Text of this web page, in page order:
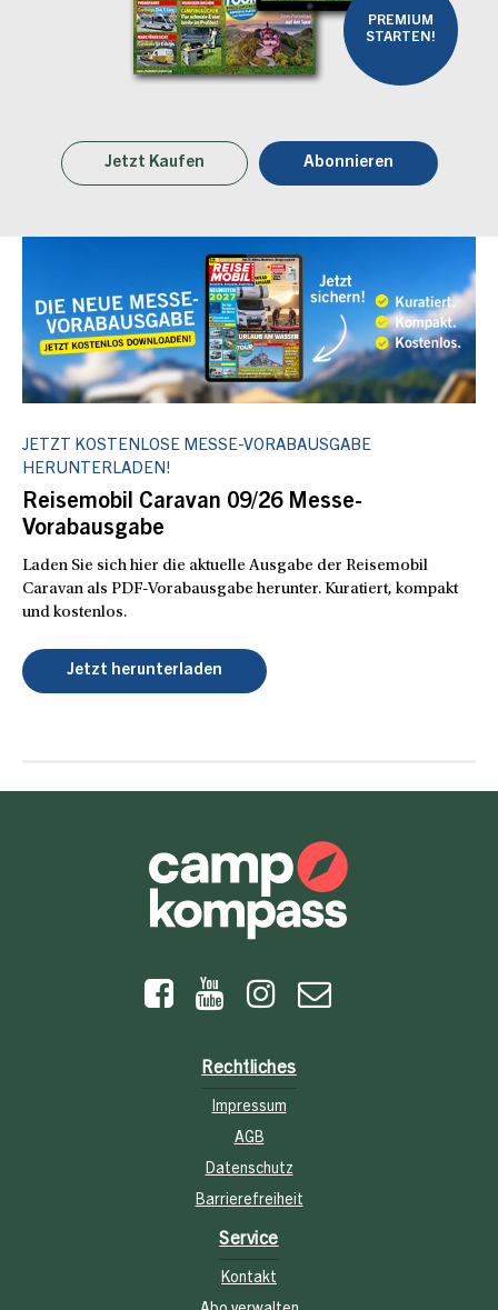
PREMIUM
STARTEN!
Jetzt Kaufen Abonnieren
JETZT KOSTENLOSE MESSE-VORABAUSGABE
HERUNTERLADEN!
Reisemobil Caravan 09/26 Messe-
Vorabausgabe
Laden Sie sich hier die aktuelle Ausgabe der Reisemobil
Caravan als PDF-Vorabausgabe herunter. Kuratiert, kompakt
und kostenlos.
Jetzt herunterladen
Rechtliches
Impressum
AGB
Datenschutz
Barrierefreiheit
Service
Kontakt